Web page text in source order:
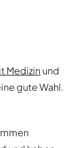
Medizin und
gute Wahl.